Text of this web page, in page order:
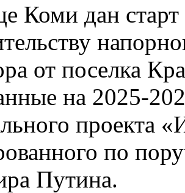
Коми дан
от поселка
на 2025-
проекта
по
Путина.